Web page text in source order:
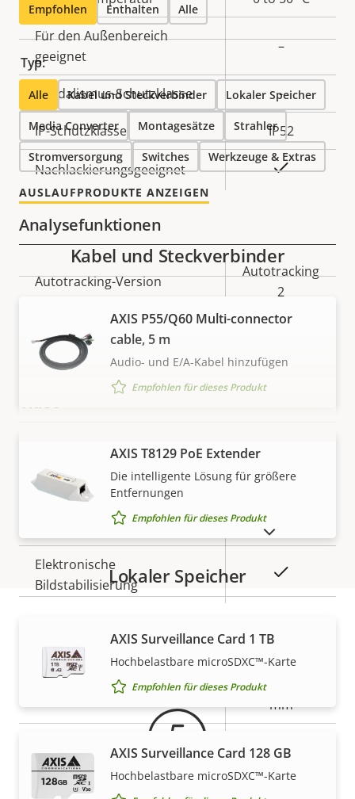
Für den Außenbereich
geeignet
–
Vandalismus-Schutzklasse -
IP-Schutzklasse IP52
Nachlackierungsgeeignet Ja
Analysefunktionen
Eigentumswert
Autotracking-Version
Autotracking
2
Orientierungshilfe
orientation
Video
Eigentumsbeschreibung Eigentumswert
Max. Videoauflösung 1920x1080
Max. Bilder pro Sekunde 50/60
Tag- und Nacht-Funktion
Elektronische
Bildstabilisierung
Eigentumsbeschreibung Eigentumswert
4.25 - 170
mm
Vertikales Sichtfeld 39.1-1.18 °
Empfohlen Enthalten Alle
Typ:
Alle Kabel und Steckverbinder Lokaler Speicher
Media Converter Montagesätze Strahler
Stromversorgung Switches Werkzeuge & Extras
AUSLAUFPRODUKTE ANZEIGEN
MEHR ANZEIGEN
Kabel und Steckverbinder
AXIS P55/Q60 Multi-connector
cable, 5 m
Audio- und E/A-Kabel hinzufügen
Empfohlen für dieses Produkt
AXIS T8129 PoE Extender
Die intelligente Lösung für größere
Entfernungen
Empfohlen für dieses Produkt
Lokaler Speicher
AXIS Surveillance Card 1 TB
Hochbelastbare microSDXC™-Karte
Empfohlen für dieses Produkt
AXIS Surveillance Card 128 GB
Hochbelastbare microSDXC™-Karte
Gewährleistung